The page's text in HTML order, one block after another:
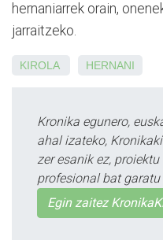
hernaniarrek orain,
jarraitzeko.
KIROLA HERNANI
Kronika egunero,
ahal izateko,
zer esanik ez,
profesional bat
Egin zaitez